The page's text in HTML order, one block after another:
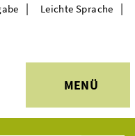
MENÜ
| Leichte Sprache |